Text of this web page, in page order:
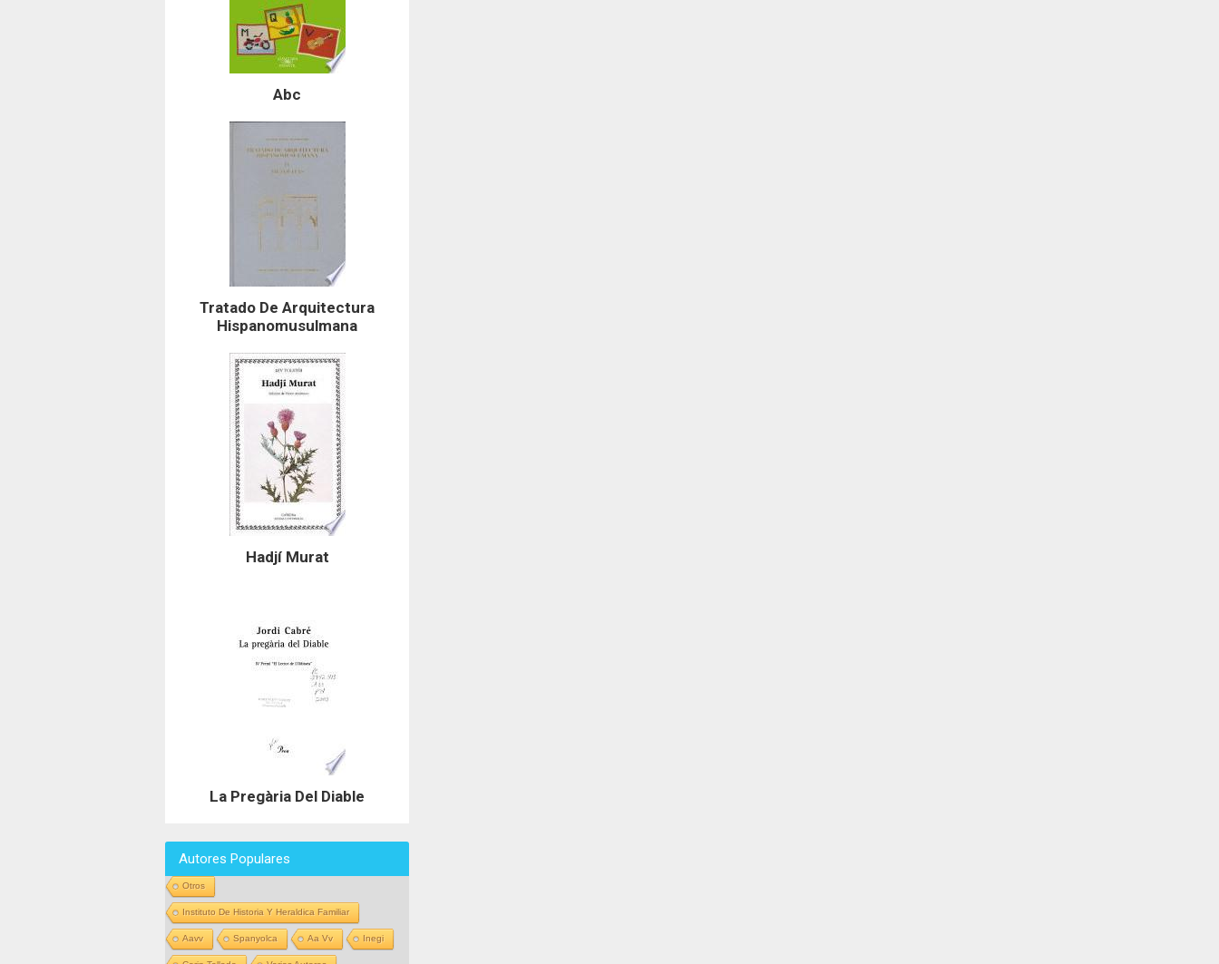
Abc
Tratado De Arquitectura
Hispanomusulmana
Hadjí Murat
La Pregària Del Diable
Autores Populares
Otros
Instituto De Historia Y Heraldica Familiar
Aavv Spanyolca Aa Vv Inegi